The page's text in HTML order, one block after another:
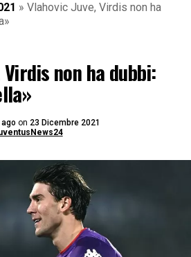
» Vlahovic Juve, Virdis non ha
non ha dubbi:
on 23 Dicembre 2021